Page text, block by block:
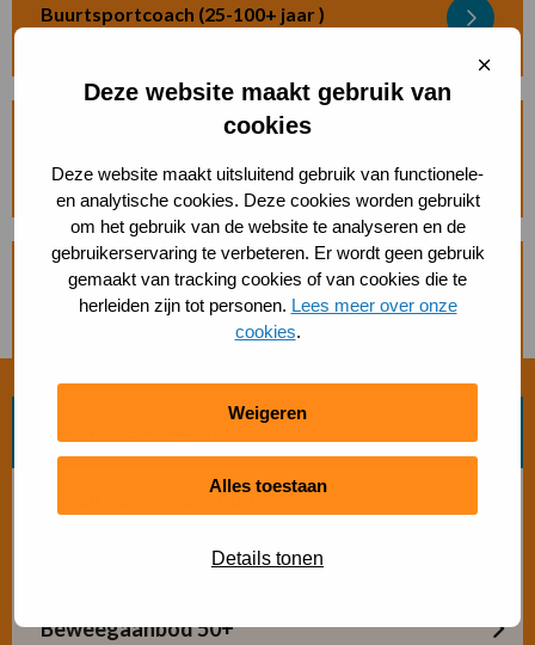
Deze website maakt gebruik van
cookies
Deze website maakt uitsluitend gebruik van functionele-
en analytische cookies. Deze cookies worden gebruikt
om het gebruik van de website te analyseren en de
gebruikerservaring te verbeteren. Er wordt geen gebruik
gemaakt van tracking cookies of van cookies die te
herleiden zijn tot personen. Lees meer over onze
cookies.
Weigeren
Alles toestaan
Details tonen
Sluit
Buurtsportcoach (25-100+ jaar )
Lees
Lees
meer
over
Overzicht van sport- en beweegaanbieders
Bosch beweegaanbod
Sporten met beperking
Beweegaanbod 50+